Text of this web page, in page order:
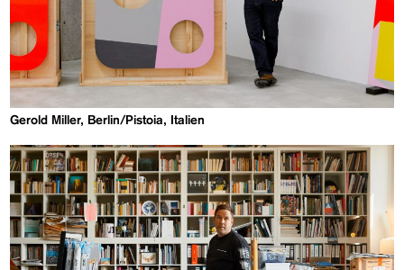
Gerold Miller, Berlin/Pistoia, Italien